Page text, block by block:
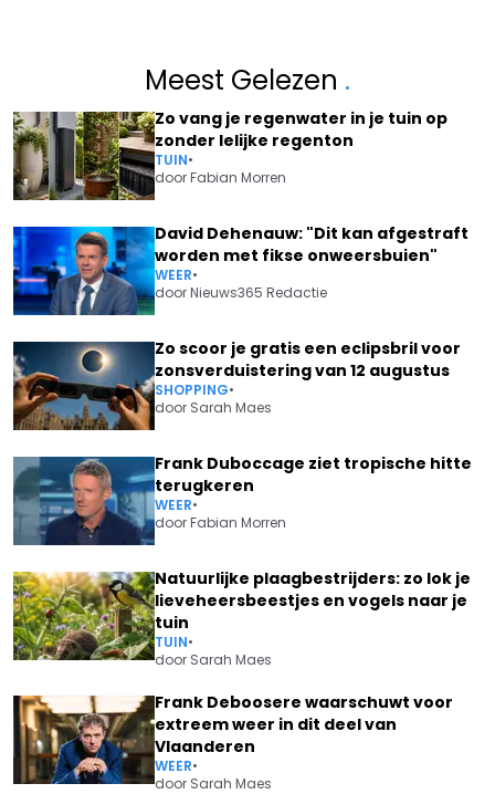
Meest Gelezen .
Zo vang je regenwater in je tuin op
zonder lelijke regenton
TUIN•
doorFabian Morren
David Dehenauw: "Dit kan afgestraft
worden met fikse onweersbuien"
WEER•
doorNieuws365 Redactie
Zo scoor je gratis een eclipsbril voor
zonsverduistering van 12 augustus
SHOPPING•
door Sarah Maes
Frank Duboccage ziet tropische hitte
terugkeren
WEER•
doorFabian Morren
Natuurlijke plaagbestrijders: zo lok je
lieveheersbeestjes en vogels naar je
tuin
TUIN•
door Sarah Maes
Frank Deboosere waarschuwt voor
extreem weer in dit deel van
Vlaanderen
WEER•
door Sarah Maes